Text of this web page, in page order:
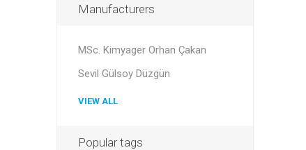
Manufacturers
MSc. Kimyager Orhan Çakan
Sevil Gülsoy Düzgün
VIEW ALL
Popular tags